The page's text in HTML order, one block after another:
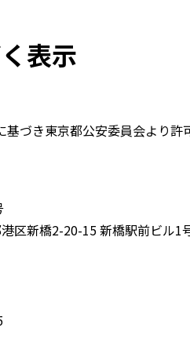
表示
づき東京都公安委員会より許
区新橋2-20-15 新橋駅前ビル1